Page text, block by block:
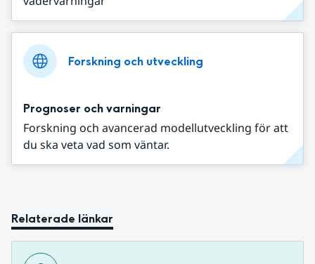
Forskning och utveckling
Prognoser och varningar
Forskning och avancerad modellutveckling för att
du ska veta vad som väntar.
Relaterade länkar